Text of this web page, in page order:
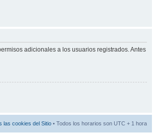
adicionales a los usuarios registrados. Antes
las cookies del Sitio • Todos los horarios son UTC + 1 hora